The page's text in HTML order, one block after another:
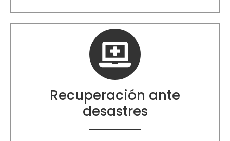
Recuperación ante
desastres